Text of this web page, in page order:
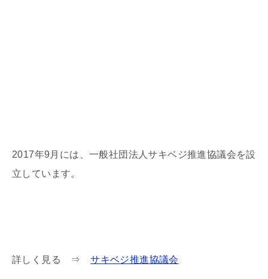
2017年9月には、一般社団法人サキベジ推進協議会を設
立しています。
詳しく見る ⇒サキベジ推進協議会